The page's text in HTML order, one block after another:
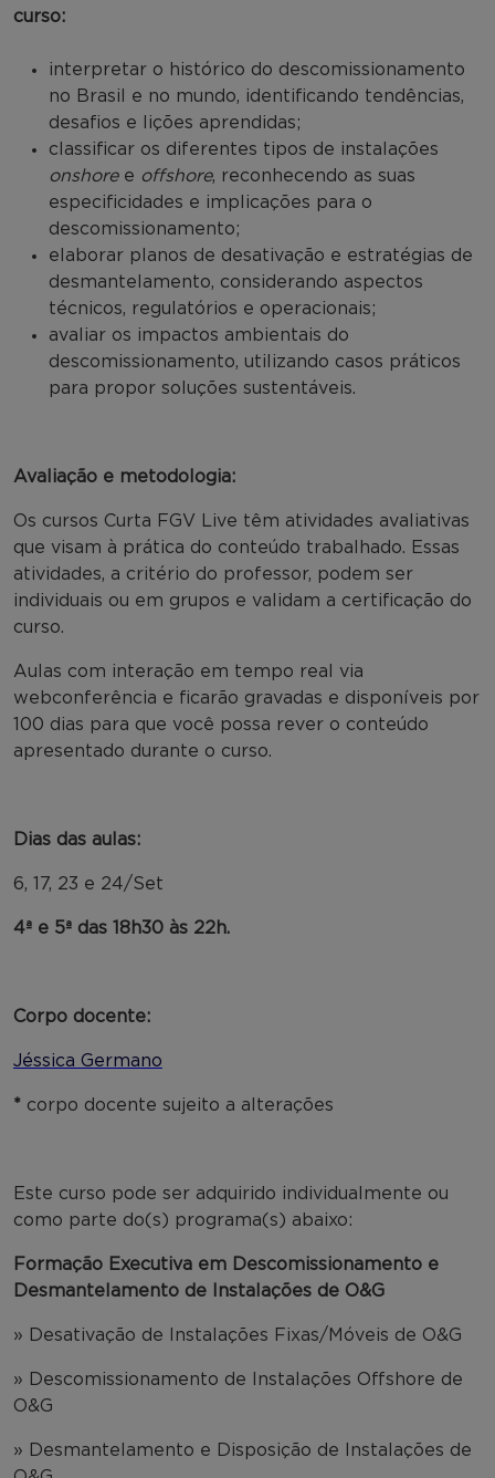
curso:
interpretar o histórico do descomissionamento
no Brasil e no mundo, identificando tendências,
desafios e lições aprendidas;
classificar os diferentes tipos de instalações
onshoree offshore, reconhecendo as suas
especificidades e implicações para o
descomissionamento;
elaborar planos de desativação e estratégias de
desmantelamento, considerando aspectos
técnicos, regulatórios e operacionais;
avaliar os impactos ambientais do
descomissionamento, utilizando casos práticos
para propor soluções sustentáveis.
Avaliação e metodologia:
Os cursos Curta FGV Live têm atividades avaliativas
que visam à prática do conteúdo trabalhado. Essas
atividades, a critério do professor, podem ser
individuais ou em grupos e validam a certificação do
curso.
Aulas com interação em tempo real via
webconferência e ficarão gravadas e disponíveis por
100 dias para que você possa rever o conteúdo
apresentado durante o curso.
Dias das aulas:
6, 17, 23 e 24/Set
4ª e 5ª das 18h30 às 22h.
Corpo docente:
Jéssica Germano
* corpo docente sujeito a alterações
Este curso pode ser adquirido individualmente ou
como parte do(s) programa(s) abaixo:
Formação Executiva em Descomissionamento e
Desmantelamento de Instalações de O&G
» Desativação de Instalações Fixas/Móveis de O&G
» Descomissionamento de Instalações Offshore de
O&G
» Desmantelamento e Disposição de Instalações de